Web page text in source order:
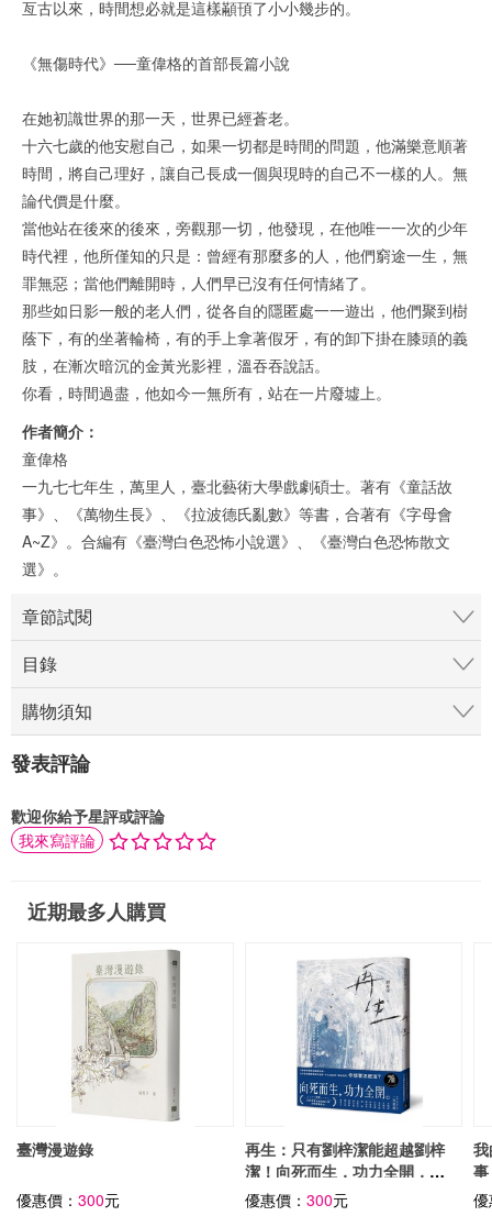
亙古以來，時間想必就是這樣顢頇了小小幾步的。
《無傷時代》──童偉格的首部長篇小說
在她初識世界的那一天，世界已經蒼老。
十六七歲的他安慰自己，如果一切都是時間的問題，他滿樂意順著
時間，將自己理好，讓自己長成一個與現時的自己不一樣的人。無
論代價是什麼。
當他站在後來的後來，旁觀那一切，他發現，在他唯一一次的少年
時代裡，他所僅知的只是：曾經有那麼多的人，他們窮途一生，無
罪無惡；當他們離開時，人們早已沒有任何情緒了。
那些如日影一般的老人們，從各自的隱匿處一一遊出，他們聚到樹
蔭下，有的坐著輪椅，有的手上拿著假牙，有的卸下掛在膝頭的義
肢，在漸次暗沉的金黃光影裡，溫吞吞說話。
你看，時間過盡，他如今一無所有，站在一片廢墟上。
作者簡介：
童偉格
一九七七年生，萬里人，臺北藝術大學戲劇碩士。著有《童話故
事》、《萬物生長》、《拉波德氏亂數》等書，合著有《字母會
A~Z》。合編有《臺灣白色恐怖小說選》、《臺灣白色恐怖散文
選》。
章節試閱
目錄
購物須知
發表評論
歡迎你給予星評或評論
我來寫評論
近期最多人購買
臺灣漫遊錄
優惠價： 300元
再生：只有劉梓潔能超越劉梓
潔！向死而生，功力全開，以
小說技藝衝撞生死邊界！
優惠價：300元
事